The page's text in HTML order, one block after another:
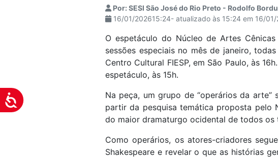
Pressione
Control-
Acessibilidade
Por: SESI São José do Rio Preto - Rodolfo
16/01/202615:24- atualizado às 15:24 em 16/01/
O espetáculo do Núcleo de Artes
sessões especiais no mês de janeiro,
Centro Cultural FIESP, em São Paulo, às
espetáculo, às 15h.
Na peça, um grupo de “operários da arte”
partir da pesquisa temática proposta pelo
do maior dramaturgo ocidental de todos os
Como operários, os atores-criadores
Shakespeare e revelar o que as histórias